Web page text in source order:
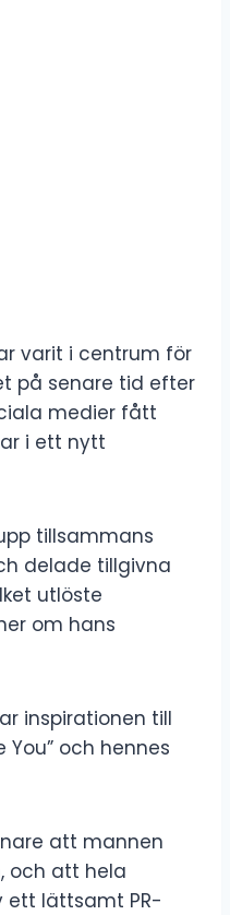
varit i centrum för
på senare tid efter
medier fått
i ett nytt
tillsammans
delade tillgivna
utlöste
om hans
inspirationen till
You” och hennes
att mannen
och att hela
ett lättsamt PR-